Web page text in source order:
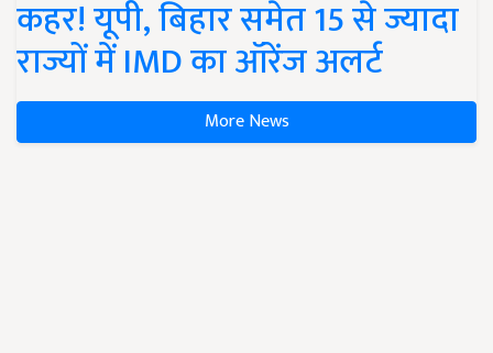
कहर! यूपी, बिहार समेत 15 से ज्यादा
राज्यों में IMD का ऑरेंज अलर्ट
More News